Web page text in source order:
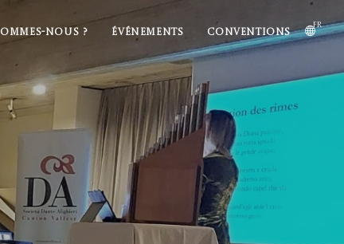
fr
NOUS ? ÉVÉNEMENTS CONVENTIONS